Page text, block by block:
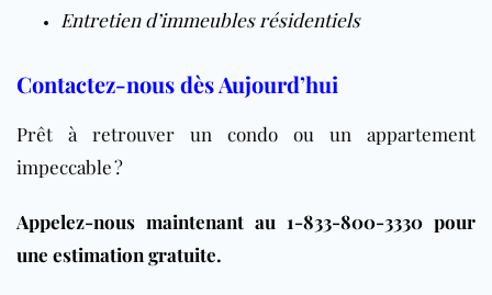
Entretien d’immeubles résidentiels
Contactez-nous dès Aujourd’hui
Prêt à retrouver un condo ou un appartement
impeccable ?
Appelez-nous maintenant au 1-833-800-3330 pour
une estimation gratuite.